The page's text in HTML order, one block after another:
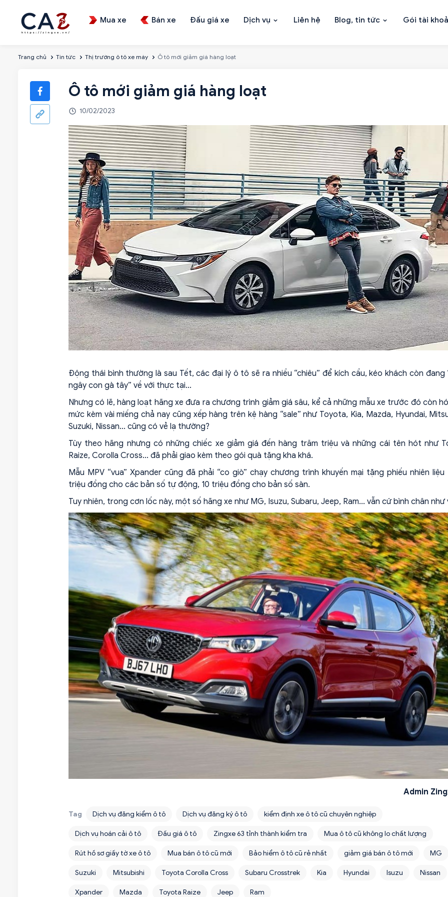
Mua xe Bán xe Đấu giá xe Dịch vụ Liên hệ Blog, tin tức Gói tài
Trang chủ Tin tức Thị trường ô tô xe máy Ô tô mới giảm giá hàng loạt
Ô tô mới giảm giá hàng loạt
10/02/2023
Động thái bình thường là sau Tết, các đại lý ô tô sẽ ra nhiều “chiêu” để kích cầu, kéo khách còn đang
ngây con gà tây” về với thực tại...
Nhưng có lẽ, hàng loạt hãng xe đưa ra chương trình giảm giá sâu, kể cả những mẫu xe trước đó còn
mức kèm vài miếng chả nay cũng xếp hàng trên kệ hàng “sale” như Toyota, Kia, Mazda, Hyundai,
Suzuki, Nissan... cũng có vẻ lạ thường?
Tùy theo hãng nhưng có những chiếc xe giảm giá đến hàng trăm triệu và những cái tên hót như
Raize, Corolla Cross... đã phải giao kèm theo gói quà tặng kha khá.
Mẫu MPV “vua” Xpander cũng đã phải “co giò” chạy chương trình khuyến mại tặng phiếu nhiên liệu
triệu đồng cho các bản số tự động, 10 triệu đồng cho bản số sàn.
Tuy nhiên, trong cơn lốc này, một số hãng xe như MG, Isuzu, Subaru, Jeep, Ram... vẫn cứ bình chân như
Admin
Tag Dịch vụ đăng kiểm ô tô Dịch vụ đăng ký ô tô kiểm định xe ô tô cũ chuyên nghiệp
Dịch vụ hoán cải ô tô Đấu giá ô tô Zingxe 63 tỉnh thành kiểm tra Mua ô tô cũ không lo chất lượng
Rút hồ sơ giấy tờ xe ô tô Mua bán ô tô cũ mới Bảo hiểm ô tô cũ rẻ nhất giảm giá bán ô tô mới MG
Suzuki Mitsubishi Toyota Corolla Cross Subaru Crosstrek Kia Hyundai Isuzu Nissan
Xpander Mazda Toyota Raize Jeep Ram